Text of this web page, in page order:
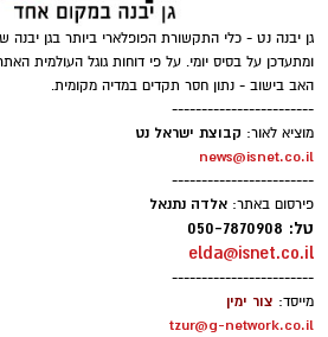
גן יבנה נט - כלי התקשורת הפופלארי ביותר בגן
ומתעדכן על בסיס יומי. על פי דוחות גוגל העולמית
האב בישוב - נתון חסר תקדים במדיה מקומית.
------------------------
מוציא לאור: קבוצת ישראל נט
news@isnet.co.il
------------------------
פירסום באתר: אלדה נתנאל
טל: 050-7870908
elda@isnet.co.il
------------------------
מייסד: צור ימין
tzur@g-network.co.il